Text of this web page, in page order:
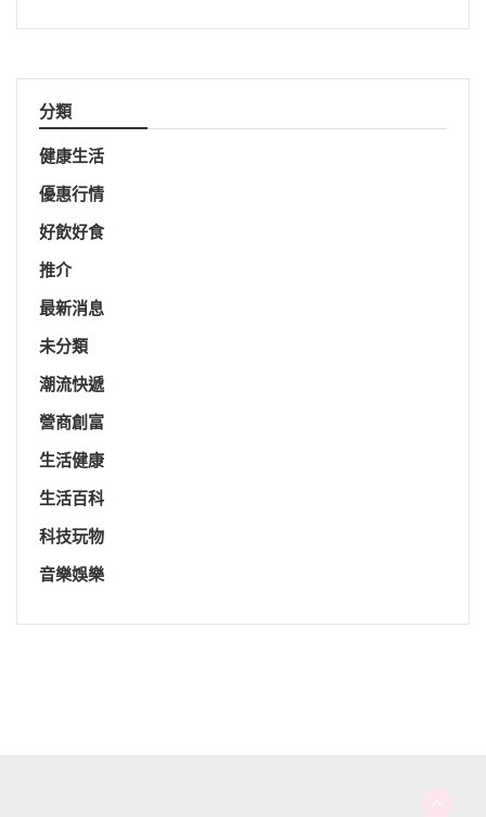
分類
健康生活
優惠行情
好飲好食
推介
最新消息
未分類
潮流快遞
營商創富
生活健康
生活百科
科技玩物
音樂娛樂